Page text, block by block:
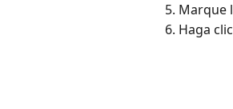
Marque
Haga